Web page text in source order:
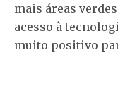
mais áreas
acesso à
muito positivo